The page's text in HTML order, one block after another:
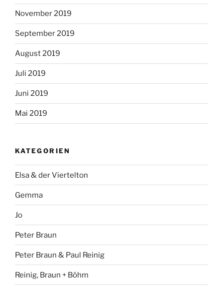
November 2019
September 2019
August 2019
Juli 2019
Juni 2019
Mai 2019
KATEGORIEN
Elsa & der Viertelton
Gemma
Jo
Peter Braun
Peter Braun & Paul Reinig
Reinig, Braun + Böhm